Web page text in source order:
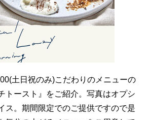
土日祝のみ)こだわりのメニューの
トースト』をご紹介。写真はオプシ
ス。期間限定でのご提供ですので是